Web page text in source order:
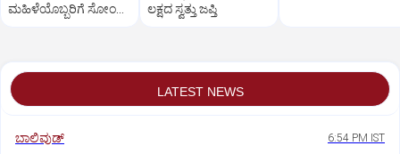
ಮಹಿಳೆಯೊಬ್ಬರಿಗೆ ಸೋಂಕು
ಲಕ್ಷದ ಸ್ವತ್ತು ಜಪ್ತಿ
LATEST NEWS
ಬಾಲಿವುಡ್‌ 6:54 PM IST